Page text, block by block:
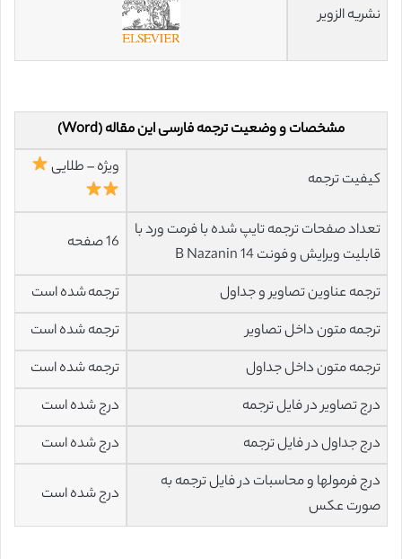
نشریه الزویر
مشخصات و وضعیت ترجمه فارسی این مقاله (Word)
کیفیت ترجمه
ویژه – طلایی
تعداد صفحات ترجمه تایپ شده با فرمت ورد با
قابلیت ویرایش و فونت 14 B Nazanin
16 صفحه
ترجمه عناوین تصاویر و جداول
ترجمه شده است
ترجمه متون داخل تصاویر
ترجمه شده است
ترجمه متون داخل جداول
ترجمه شده است
درج تصاویر در فایل ترجمه
درج شده است
درج جداول در فایل ترجمه
درج شده است
درج فرمولها و محاسبات در فایل ترجمه به
صورت عکس
درج شده است